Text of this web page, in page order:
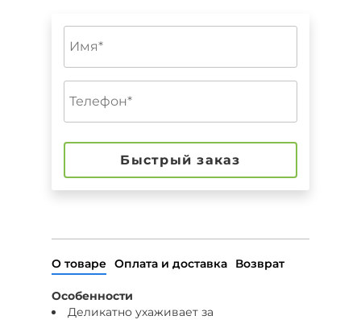
Быстрый заказ
О товаре Оплата и доставка Возврат
Особенности
Деликатно ухаживает за